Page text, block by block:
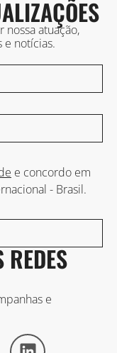
nossa atuação,
e notícias.
e concordo em
- Brasil.
REDES
e